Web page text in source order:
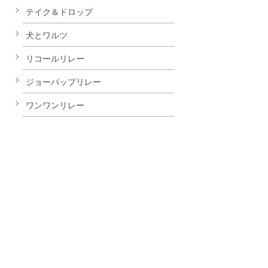
テイク＆ドロップ
犬とワルツ
リコールリレー
ジョーパップリレー
ワンワンリレー